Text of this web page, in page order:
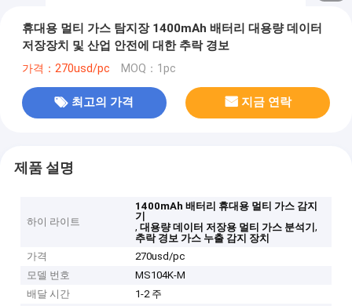
휴대용 멀티 가스 탐지장 1400mAh 배터리 대용량 데이터
저장장치 및 산업 안전에 대한 추락 경보
가격：270usd/pc MOQ：1pc
최고의 가격 지금 연락
제품 설명
하이 라이트
1400mAh 배터리 휴대용 멀티 가스 감지
기
,대용량 데이터 저장용 멀티 가스 분석기,
추락 경보 가스 누출 감지 장치
가격
270usd/pc
모델 번호
MS104K-M
배달 시간
1-2 주